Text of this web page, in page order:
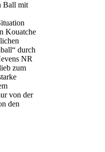
Ball mit
Kouatche
durch
NR
zum
von der
den